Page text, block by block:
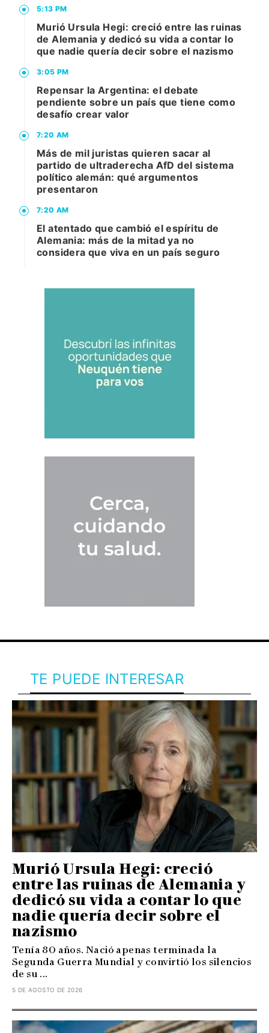
5:13 PM
Murió Ursula Hegi: creció entre las ruinas
de Alemania y dedicó su vida a contar lo
que nadie quería decir sobre el nazismo
3:05 PM
Repensar la Argentina: el debate
pendiente sobre un país que tiene como
desafío crear valor
7:20 AM
Más de mil juristas quieren sacar al
partido de ultraderecha AfD del sistema
político alemán: qué argumentos
presentaron
7:20 AM
El atentado que cambió el espíritu de
Alemania: más de la mitad ya no
considera que viva en un país seguro
TE PUEDE INTERESAR
Murió Ursula Hegi: creció
entre las ruinas de Alemania y
dedicó su vida a contar lo que
nadie quería decir sobre el
nazismo
Tenía 80 años. Nació apenas terminada la
Segunda Guerra Mundial y convirtió los silencios
de su ...
5 DE AGOSTO DE 2026